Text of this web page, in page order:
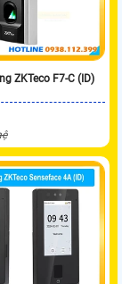
ZKTeco F7-C (ID)